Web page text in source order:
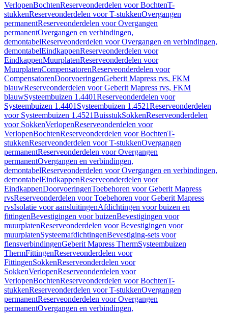
VerlopenBochtenReserveonderdelen voor BochtenT-
stukkenReserveonderdelen voor T-stukkenOvergangen
permanentReserveonderdelen voor Overgangen
permanentOvergangen en verbindingen,
demontabelReserveonderdelen voor Overgangen en verbindingen,
demontabelEindkappenReserveonderdelen voor
EindkappenMuurplatenReserveonderdelen voor
MuurplatenCompensatorenReserveonderdelen voor
CompensatorenDoorvoeringenGeberit Mapress rvs, FKM
blauwReserveonderdelen voor Geberit Mapress rvs, FKM
blauwSysteembuizen 1.4401Reserveonderdelen voor
Systeembuizen 1.4401 Systeembuizen 1.4521Reserveonderdelen
voor Systeembuizen 1.4521BuisstukSokkenReserveonderdelen
voor SokkenVerlopenReserveonderdelen voor
VerlopenBochtenReserveonderdelen voor BochtenT-
stukkenReserveonderdelen voor T-stukkenOvergangen
permanentReserveonderdelen voor Overgangen
permanentOvergangen en verbindingen,
demontabelReserveonderdelen voor Overgangen en verbindingen,
demontabelEindkappenReserveonderdelen voor
EindkappenDoorvoeringenToebehoren voor Geberit Mapress
rvsReserveonderdelen voor Toebehoren voor Geberit Mapress
rvsIsolatie voor aansluitingenAfdichtingen voor buizen en
fittingenBevestigingen voor buizenBevestigingen voor
muurplatenReserveonderdelen voor Bevestigingen voor
muurplatenSysteemafdichtingenBevestiging-sets voor
flensverbindingenGeberit Mapress ThermSysteembuizen
ThermFittingenReserveonderdelen voor
FittingenSokkenReserveonderdelen voor
SokkenVerlopenReserveonderdelen voor
VerlopenBochtenReserveonderdelen voor BochtenT-
stukkenReserveonderdelen voor T-stukkenOvergangen
permanentReserveonderdelen voor Overgangen
permanentOvergangen en verbindingen,